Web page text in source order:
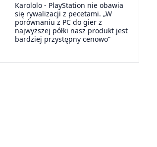
Karololo - PlayStation nie obawia
się rywalizacji z pecetami. „W
porównaniu z PC do gier z
najwyższej półki nasz produkt jest
bardziej przystępny cenowo”